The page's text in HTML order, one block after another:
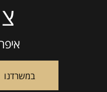
במשרדנו